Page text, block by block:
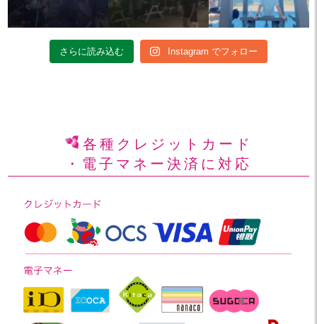
さらに読み込む Instagram でフォロー
各種クレジットカード
・電子マネー決済に対応